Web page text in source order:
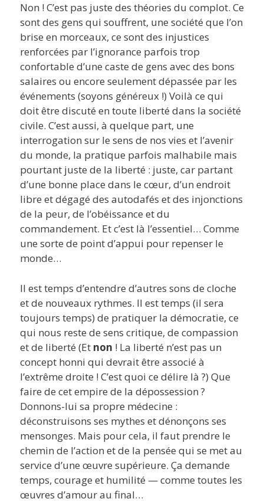
Non ! C’est pas juste des théories du complot. Ce
sont des gens qui souffrent, une société que l’on
brise en morceaux, ce sont des injustices
renforcées par l’ignorance parfois trop
confortable d’une caste de gens avec des bons
salaires ou encore seulement dépassée par les
événements (soyons généreux !) Voilà ce qui
doit être discuté en toute liberté dans la société
civile. C’est aussi, à quelque part, une
interrogation sur le sens de nos vies et l’avenir
du monde, la pratique parfois malhabile mais
pourtant juste de la liberté : juste, car partant
d’une bonne place dans le cœur, d’un endroit
libre et dégagé des autodafés et des injonctions
de la peur, de l’obéissance et du
commandement. Et c’est là l’essentiel… Comme
une sorte de point d’appui pour repenser le
monde…
Il est temps d’entendre d’autres sons de cloche
et de nouveaux rythmes. Il est temps (il sera
toujours temps) de pratiquer la démocratie, ce
qui nous reste de sens critique, de compassion
et de liberté (Et non ! La liberté n’est pas un
concept honni qui devrait être associé à
l’extrême droite ! C’est quoi ce délire là ?) Que
faire de cet empire de la dépossession ?
Donnons-lui sa propre médecine :
déconstruisons ses mythes et dénonçons ses
mensonges. Mais pour cela, il faut prendre le
chemin de l’action et de la pensée qui se met au
service d’une œuvre supérieure. Ça demande
temps, courage et humilité — comme toutes les
œuvres d’amour au final…